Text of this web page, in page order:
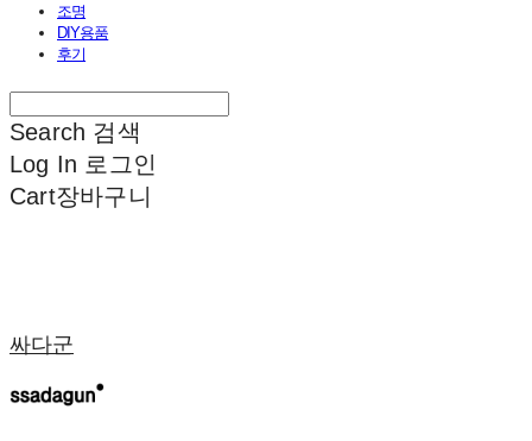
조명
DIY용품
후기
Search 검색
Log In 로그인
Cart장바구니
싸다군